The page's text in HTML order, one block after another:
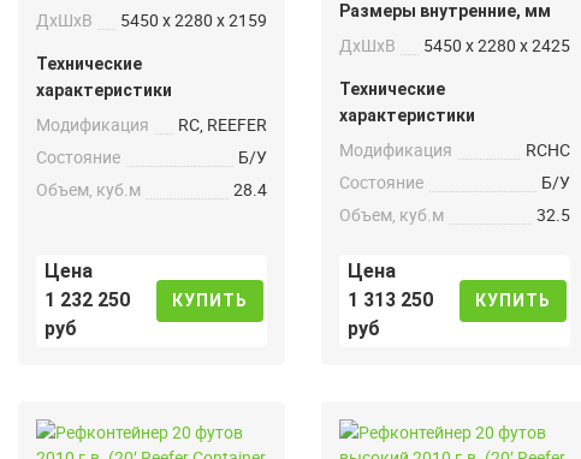
ДxШxВ 5450 x 2280 x 2159
Технические
характеристики
Модификация
RC, REEFER
Состояние
Б/У
Объем, куб.м
28.4
Цена
1 232 250
руб
КУПИТЬ
Размеры внутренние, мм
ДxШxВ 5450 x 2280 x 2425
Технические
характеристики
Модификация
RCHC
Состояние
Б/У
Объем, куб.м
32.5
Цена
1 313 250
руб
КУПИТЬ